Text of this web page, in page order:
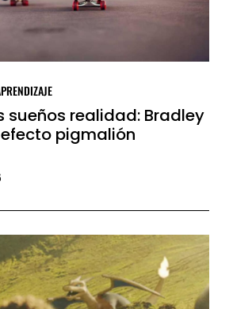
sueños realidad: Bradley
pigmalión